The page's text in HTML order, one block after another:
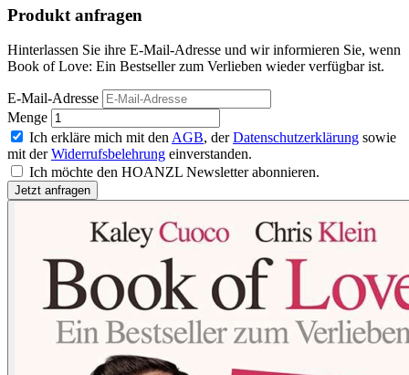
Produkt anfragen
Hinterlassen Sie ihre E-Mail-Adresse und wir informieren Sie, wenn
Book of Love: Ein Bestseller zum Verlieben wieder verfügbar ist.
E-Mail-Adresse
Menge
Ich erkläre mich mit den AGB, derDatenschutzerklärung sowie
mit derWiderrufsbelehrung einverstanden.
Ich möchte den HOANZL Newsletter abonnieren.